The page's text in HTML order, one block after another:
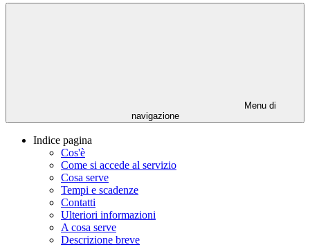
Menu di
navigazione
Indice pagina
Cos'è
Come si accede al servizio
Cosa serve
Tempi e scadenze
Contatti
Ulteriori informazioni
A cosa serve
Descrizione breve